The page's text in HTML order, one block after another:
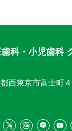
科・小児歯科
西東京市富士町